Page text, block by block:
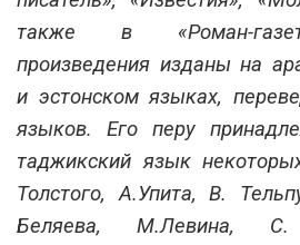
также в «Роман-
произведения изданы на
и эстонском языках,
языков. Его перу
таджикский язык
Толстого, А.Упита, В.
Беляева, М.Левина,